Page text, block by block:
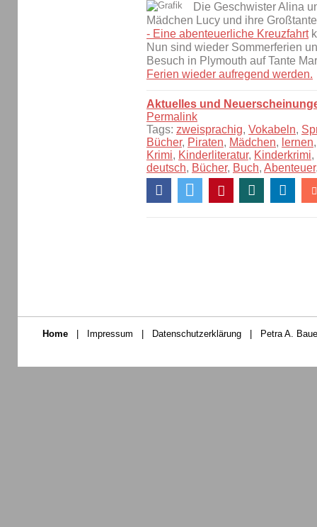
Die Geschwister Alina
Mädchen Lucy und ihre
- Eine abenteuerliche Kreuzfahrt
Nun sind wieder Sommerferien
Besuch in Plymouth auf Tante
Ferien wieder aufregend werden.
Aktuelles und
Permalink
Tags: zweisprachig, Vokabeln,
Bücher, Piraten, Mädchen, lernen
Krimi, Kinderliteratur, Kinderkrimi,
deutsch, Bücher, Buch, Abenteuer
Home | Impressum | Datenschutzerklärung | Petra A.